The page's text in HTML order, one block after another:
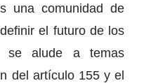
una comunidad de
el futuro de los
se alude a temas
del artículo 155 y el